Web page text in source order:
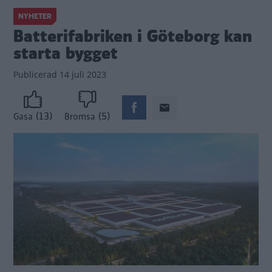
NYHETER
Batterifabriken i Göteborg kan
starta bygget
Publicerad 14 juli 2023
Gasa (13) Bromsa (5)